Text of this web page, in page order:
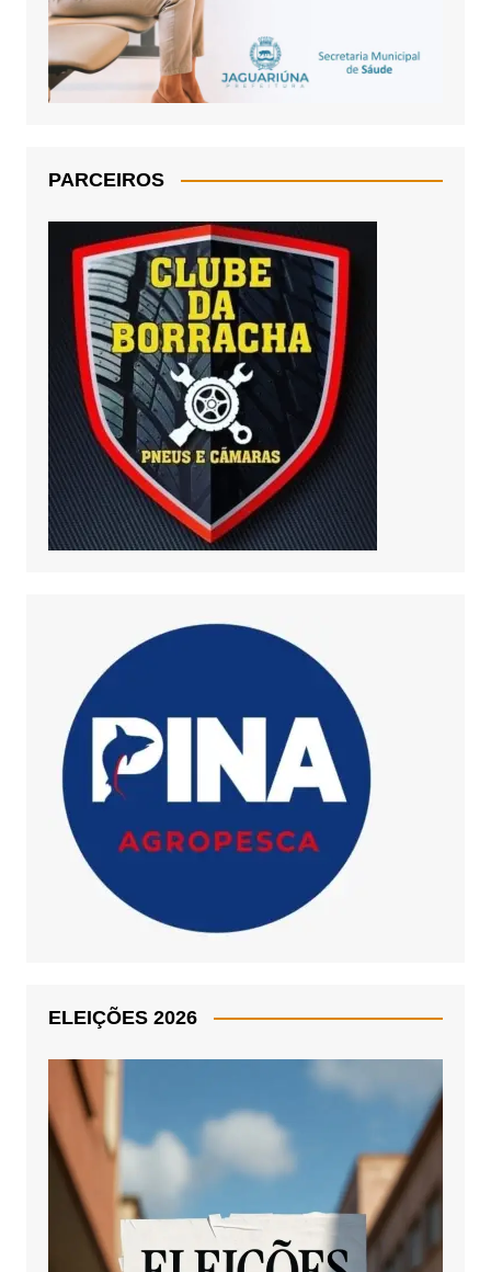
PARCEIROS
ELEIÇÕES 2026